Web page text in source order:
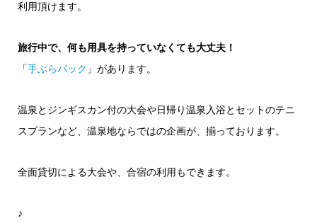
利用頂けます。
旅行中で、何も用具を持っていなくても大丈夫！
「手ぶらパック 」があります。
温泉とジンギスカン付の大会や日帰り温泉入浴とセットのテニ
スプランなど、温泉地ならではの企画が、揃っております。
全面貸切による大会や、合宿の利用もできます。
♪